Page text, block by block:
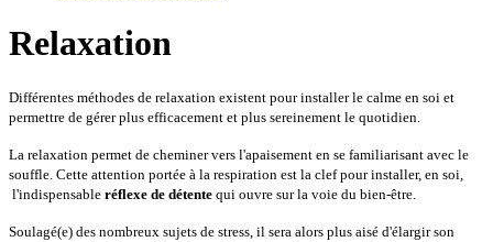
Relaxation
Différentes méthodes de relaxation existent pour installer le calme en soi et
permettre de gérer plus efficacement et plus sereinement le quotidien.
La relaxation permet de cheminer vers l'apaisement en se familiarisant avec le
souffle. Cette attention portée à la respiration est la clef pour installer, en soi,
l'indispensable réflexe de détente qui ouvre sur la voie du bien-être.
Soulagé(e) des nombreux sujets de stress, il sera alors plus aisé d'élargir son